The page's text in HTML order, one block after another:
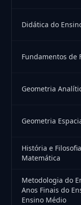
Didática do
Fundamentos de
Geometria
Geometria
História e
Matemática
Metodologia do
Anos Finais do
Ensino Médio